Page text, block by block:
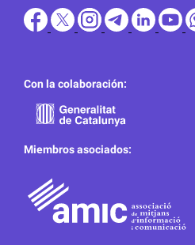
Con la colaboración:
Miembros asociados: